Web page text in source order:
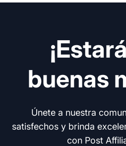
buenas
Únete a nuestra
satisfechos y brinda
con Post